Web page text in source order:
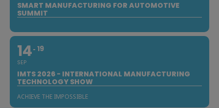
SMART MANUFACTURING FOR AUTOMOTIVE
SUMMIT
14
SEP
19
IMTS 2026 - INTERNATIONAL MANUFACTURING
TECHNOLOGY SHOW
ACHIEVE THE IMPOSSIBLE